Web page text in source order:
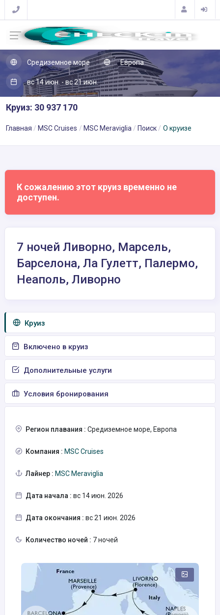
Средиземное море Европа
вс 14 июн. - вс 21 июн.
Круиз: 30 937 170
Главная MSC Cruises MSC Meraviglia Поиск О круизе
К сожалению этот круиз временно не
доступен.
7 ночей Ливорно, Марсель,
Барселона, Ла Гулетт, Палермо,
Неаполь, Ливорно
Круиз
Включено в круиз
Дополнительные услуги
Условия бронирования
Регион плавания : Средиземное море, Европа
Компания : MSC Cruises
Лайнер : MSC Meraviglia
Дата начала : вс 14 июн. 2026
Дата окончания : вс 21 июн. 2026
Количество ночей : 7 ночей